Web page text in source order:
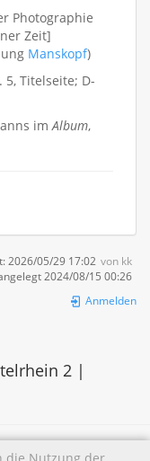
Photographie
Zeit]
Manskopf)
5, Titelseite; D-
im Album,
2026/05/29 17:02 von kk
2024/08/15 00:26
Anmelden
2 |